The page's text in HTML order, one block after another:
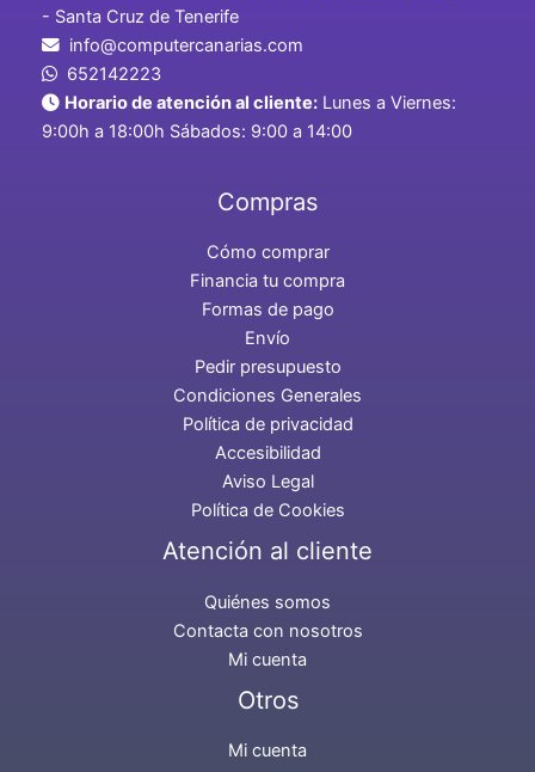
- Santa Cruz de Tenerife
info@computercanarias.com
652142223
Horario de atención al cliente: Lunes a Viernes:
9:00h a 18:00h Sábados: 9:00 a 14:00
Compras
Cómo comprar
Financia tu compra
Formas de pago
Envío
Pedir presupuesto
Condiciones Generales
Política de privacidad
Accesibilidad
Aviso Legal
Política de Cookies
Atención al cliente
Quiénes somos
Contacta con nosotros
Mi cuenta
Otros
Mi cuenta